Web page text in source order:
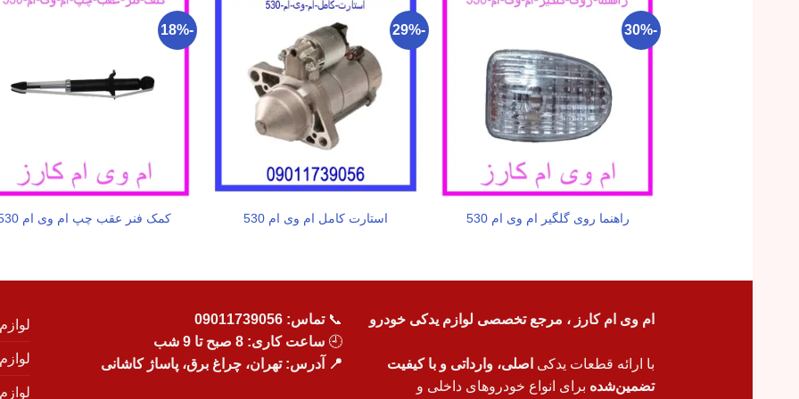
-30%
راهنما روی گلگیر ام وی ام 530
-29%
استارت کامل ام وی ام 530
-18%
کمک فنر عقب چپ ام وی ام 530
ام وی ام کارز ، مرجع تخصصی لوازم یدکی خودرو
با ارائه قطعات یدکی اصلی، وارداتی و با کیفیت
تضمین‌شده برای انواع خودروهای داخلی و
📞تماس: 09011739056
🕘 ساعت کاری: 8 صبح تا 9 شب
📍 آدرس: تهران، چراغ برق، پاساژ کاشانی